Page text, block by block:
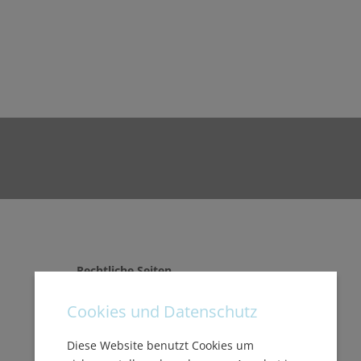
Rechtliche Seiten
Cookies und Datenschutz
Diese Website benutzt Cookies um